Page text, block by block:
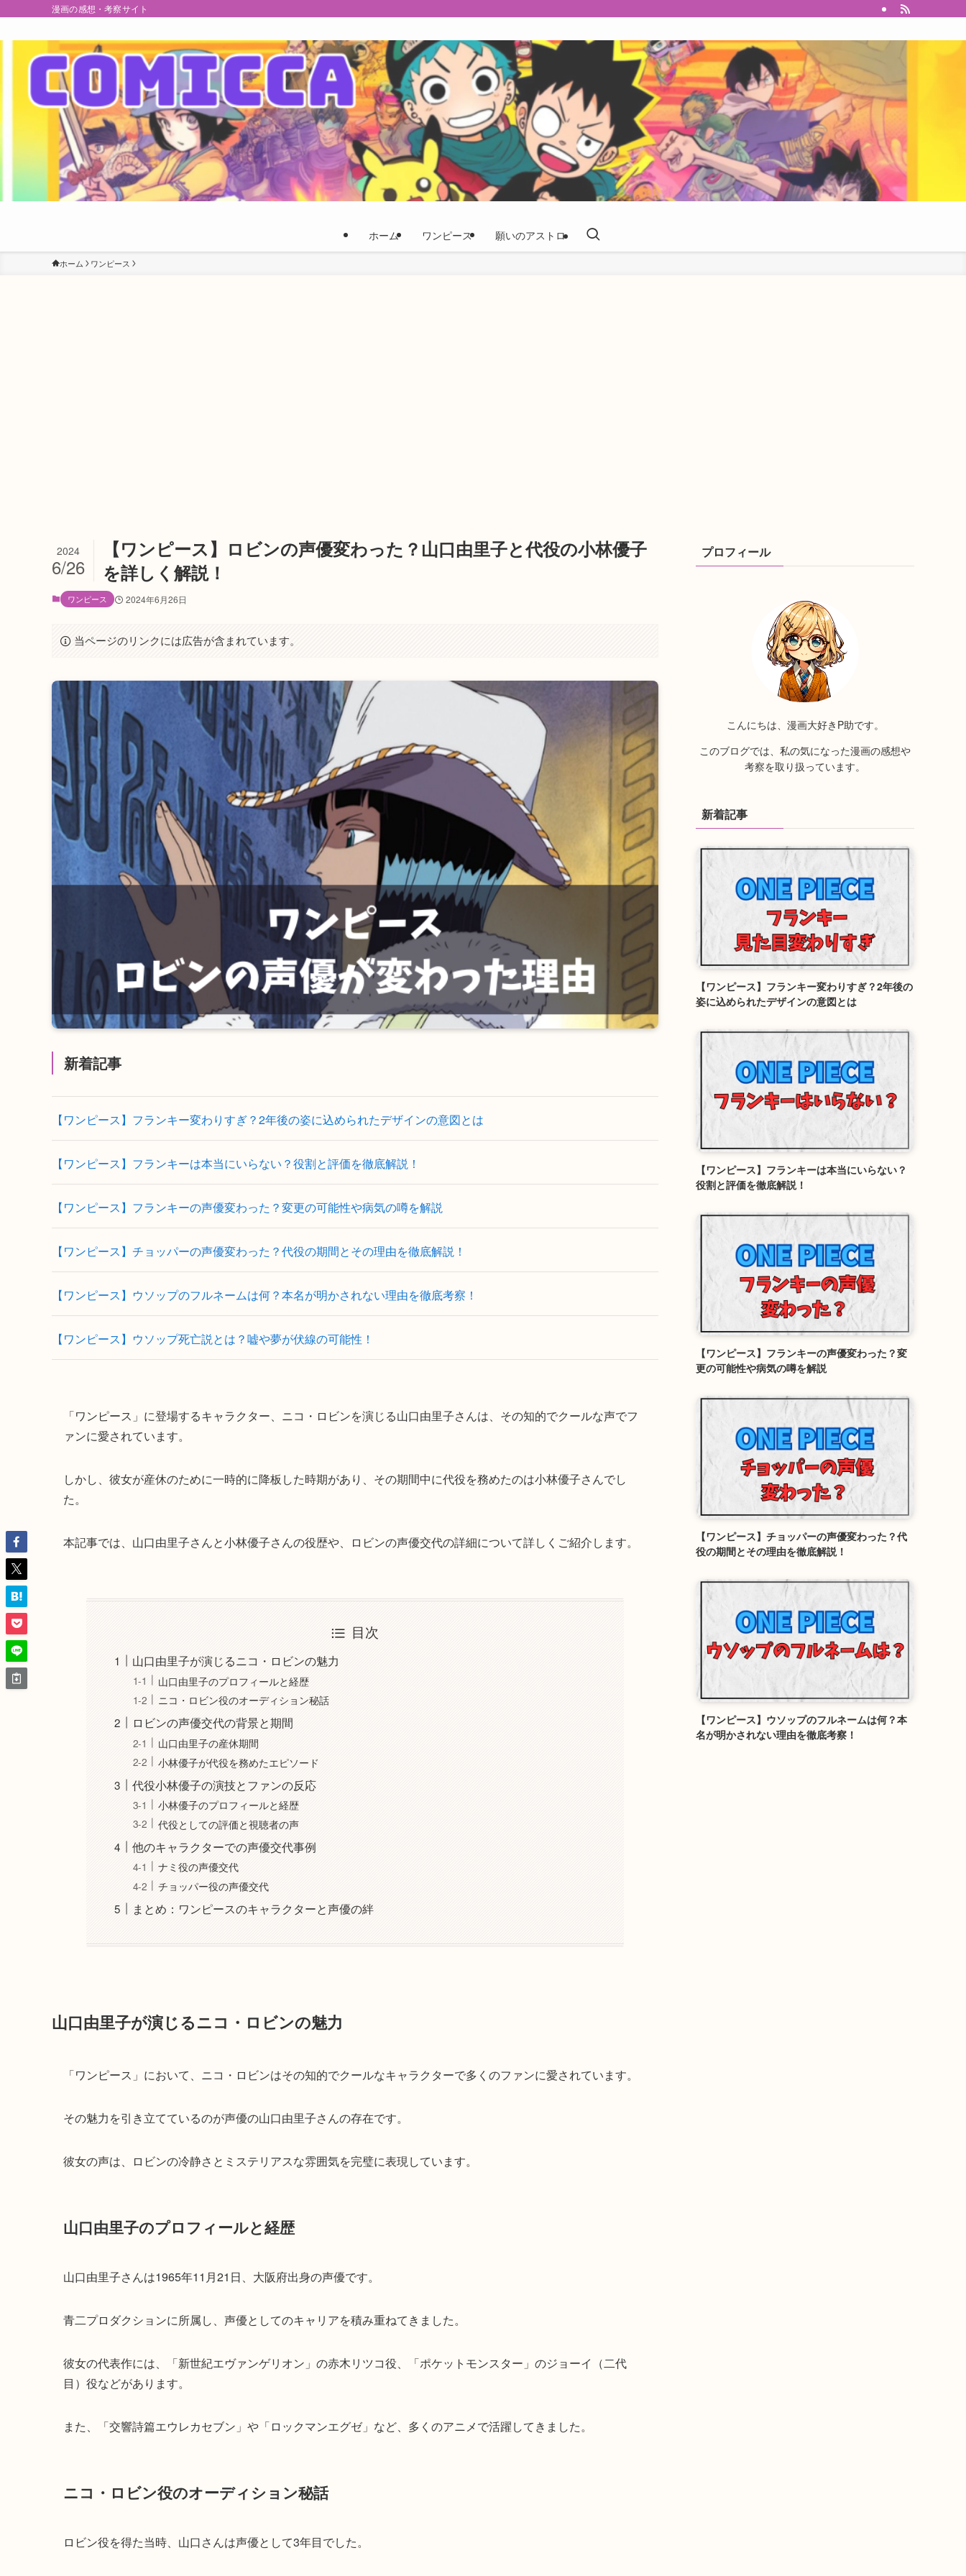
漫画の感想・考察サイト
ホーム ワンピース 願いのアストロ
ホーム ワンピース
【ワンピース】ロビンの声優変わった？山口由里子と代役の小林優子
を詳しく解説！
2024
6/26
ワンピース 2024年6月26日
当ページのリンクには広告が含まれています。
新着記事
【ワンピース】フランキー変わりすぎ？2年後の姿に込められたデザインの意図とは
【ワンピース】フランキーは本当にいらない？役割と評価を徹底解説！
【ワンピース】フランキーの声優変わった？変更の可能性や病気の噂を解説
【ワンピース】チョッパーの声優変わった？代役の期間とその理由を徹底解説！
【ワンピース】ウソップのフルネームは何？本名が明かされない理由を徹底考察！
【ワンピース】ウソップ死亡説とは？嘘や夢が伏線の可能性！
「ワンピース」に登場するキャラクター、ニコ・ロビンを演じる山口由里子さんは、その知的でクールな声でフ
ァンに愛されています。
しかし、彼女が産休のために一時的に降板した時期があり、その期間中に代役を務めたのは小林優子さんでし
た。
本記事では、山口由里子さんと小林優子さんの役歴や、ロビンの声優交代の詳細について詳しくご紹介します。
目次
山口由里子が演じるニコ・ロビンの魅力
山口由里子のプロフィールと経歴
ニコ・ロビン役のオーディション秘話
ロビンの声優交代の背景と期間
山口由里子の産休期間
小林優子が代役を務めたエピソード
代役小林優子の演技とファンの反応
小林優子のプロフィールと経歴
代役としての評価と視聴者の声
他のキャラクターでの声優交代事例
ナミ役の声優交代
チョッパー役の声優交代
まとめ：ワンピースのキャラクターと声優の絆
山口由里子が演じるニコ・ロビンの魅力
「ワンピース」において、ニコ・ロビンはその知的でクールなキャラクターで多くのファンに愛されています。
その魅力を引き立てているのが声優の山口由里子さんの存在です。
彼女の声は、ロビンの冷静さとミステリアスな雰囲気を完璧に表現しています。
山口由里子のプロフィールと経歴
山口由里子さんは1965年11月21日、大阪府出身の声優です。
青二プロダクションに所属し、声優としてのキャリアを積み重ねてきました。
彼女の代表作には、「新世紀エヴァンゲリオン」の赤木リツコ役、「ポケットモンスター」のジョーイ（二代
目）役などがあります。
また、「交響詩篇エウレカセブン」や「ロックマンエグゼ」など、多くのアニメで活躍してきました。
ニコ・ロビン役のオーディション秘話
ロビン役を得た当時、山口さんは声優として3年目でした。
プロフィール
こんにちは、漫画大好きP助です。
このブログでは、私の気になった漫画の感想や
考察を取り扱っています。
新着記事
【ワンピース】フランキー変わりすぎ？2年後の
姿に込められたデザインの意図とは
【ワンピース】フランキーは本当にいらない？
役割と評価を徹底解説！
【ワンピース】フランキーの声優変わった？変
更の可能性や病気の噂を解説
【ワンピース】チョッパーの声優変わった？代
役の期間とその理由を徹底解説！
【ワンピース】ウソップのフルネームは何？本
名が明かされない理由を徹底考察！